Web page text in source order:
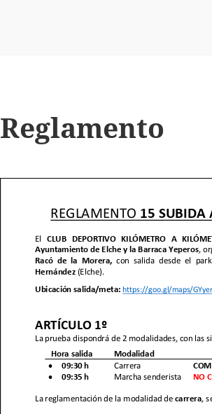
Reglamento